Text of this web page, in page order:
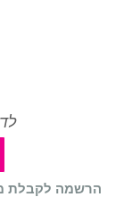
הרשמה לקבלת